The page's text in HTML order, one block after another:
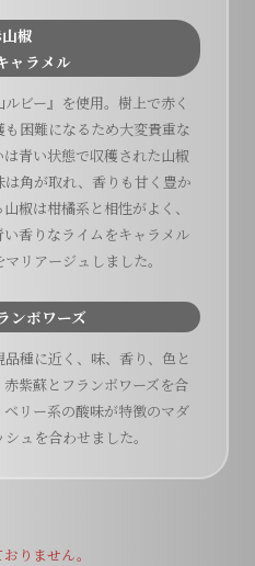
椒
ャラメル
ビー』を使用。樹上で赤く
困難になるため大変貴重な
青い状態で収穫された山椒
角が取れ、香りも甘く豊か
椒は柑橘系と相性がよく、
香りなライムをキャラメル
リアージュしました。
ンボワーズ
種に近く、味、香り、色と
紫蘇とフランボワーズを合
リー系の酸味が特徴のマダ
ュを合わせました。
りません。